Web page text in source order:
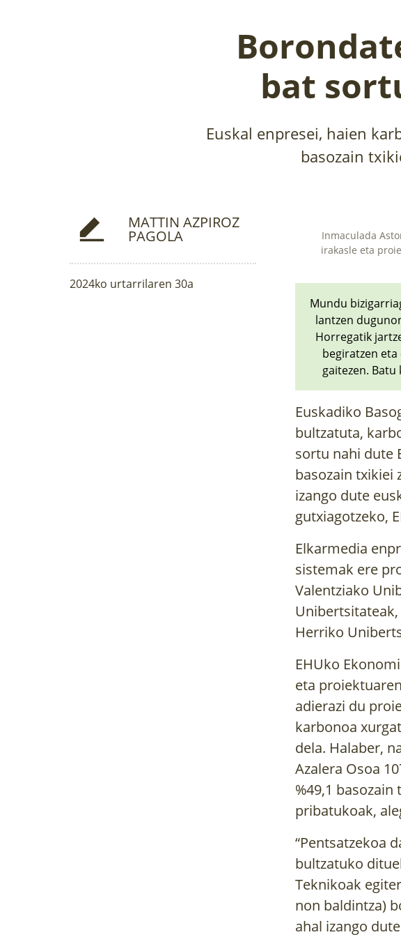
bat
Euskal enpresei, haien
basozain
MATTIN AZPIROZ
PAGOLA
2024ko urtarrilaren 30a
Inmaculada
irakasle eta
Mundu
lantzen
Horregatik
begiratzen
gaitezen.
Euskadiko
bultzatuta,
sortu nahi dute
basozain txikiei
izango dute
gutxiagotzeko,
Elkarmedia
sistemak ere
Valentziako
Herriko
EHUko
eta
adierazi du
karbonoa
dela. Halaber,
Azalera Osoa
%49,1
pribatukoak,
“Pentsatzekoa
bultzatuko
Teknikoak
non baldintza)
ahal izango